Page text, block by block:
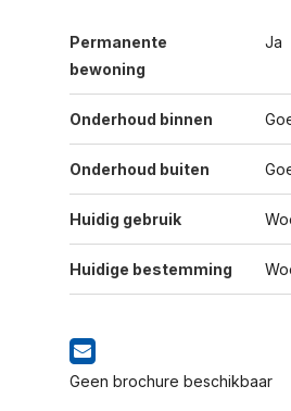
Permanente
bewoning
Ja
Onderhoud binnen
Onderhoud buiten
Huidig gebruik
Huidige bestemming
Geen brochure beschikbaar